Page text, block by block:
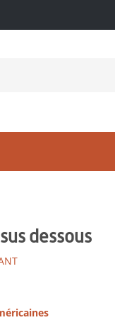
dessous